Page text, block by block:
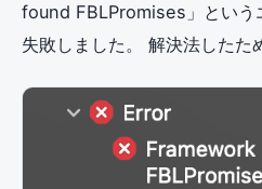
found FBLPromises」という
失敗しました。 解決法したた